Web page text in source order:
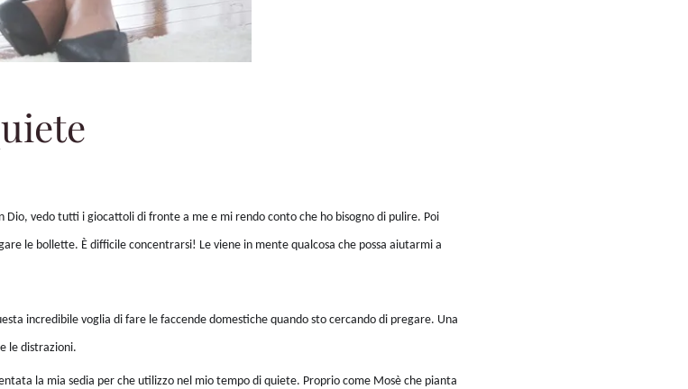
vedo tutti i giocattoli di fronte a me e mi rendo conto che ho bisogno di pulire. Poi
le bollette. È difficile concentrarsi! Le viene in mente qualcosa che possa aiutarmi a
incredibile voglia di fare le faccende domestiche quando sto cercando di pregare. Una
le distrazioni.
la mia sedia per che utilizzo nel mio tempo di quiete. Proprio come Mosè che pianta